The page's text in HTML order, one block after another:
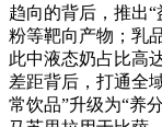
趋向的背后，推出
粉等靶向产物；乳
此中液态奶占比高
差距背后，打通全
常饮品”升级为“养